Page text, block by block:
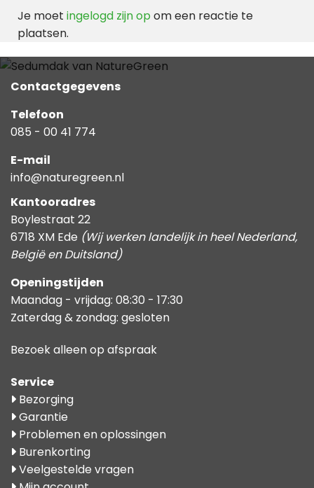
Je moet ingelogd zijn op om een reactie te
plaatsen.
Contactgegevens
Telefoon
085 - 00 41 774
E-mail
info@naturegreen.nl
Kantooradres
Boylestraat 22
6718 XM Ede (Wij werken landelijk in heel Nederland,
België en Duitsland)
Openingstijden
Maandag - vrijdag: 08:30 - 17:30
Zaterdag & zondag: gesloten
Bezoek alleen op afspraak
Service
Bezorging
Garantie
Problemen en oplossingen
Burenkorting
Veelgestelde vragen